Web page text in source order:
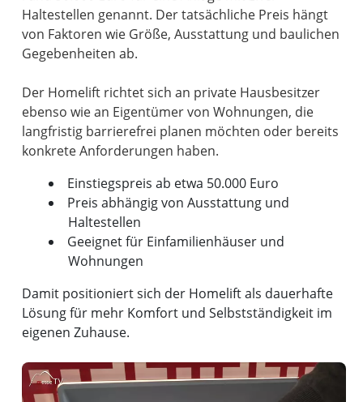
Haltestellen genannt. Der tatsächliche Preis hängt
von Faktoren wie Größe, Ausstattung und baulichen
Gegebenheiten ab.
Der Homelift richtet sich an private Hausbesitzer
ebenso wie an Eigentümer von Wohnungen, die
langfristig barrierefrei planen möchten oder bereits
Einstiegspreis ab etwa 50.000 Euro
Preis abhängig von Ausstattung und
Haltestellen
Geeignet für Einfamilienhäuser und
Wohnungen
Damit positioniert sich der Homelift als dauerhafte
Lösung für mehr Komfort und Selbstständigkeit im
eigenen Zuhause.